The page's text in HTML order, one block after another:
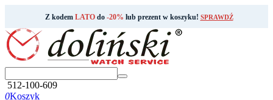
Z kodem LATOdo -20% lub prezent w koszyku! SPRAWDŹ
512-100-609
0Koszyk